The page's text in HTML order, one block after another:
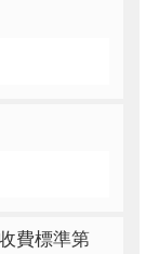
費標準第